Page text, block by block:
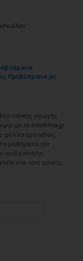
,Προβλήματα με
ειδικής αγωγής
με το emathima.gr
φύλλα εργασίας,
μαθήματα του
ανά ενότητα.
για τους γονείς,